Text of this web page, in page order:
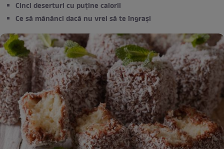
Cinci deserturi cu puține calorii
Ce să mănânci dacă nu vrei să te îngrași